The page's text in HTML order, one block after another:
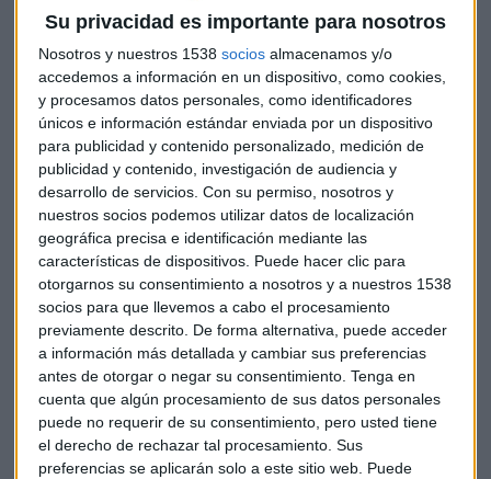
Su privacidad es importante para nosotros
Nosotros y nuestros 1538 socios almacenamos y/o
accedemos a información en un dispositivo, como cookies,
y procesamos datos personales, como identificadores
únicos e información estándar enviada por un dispositivo
para publicidad y contenido personalizado, medición de
publicidad y contenido, investigación de audiencia y
desarrollo de servicios. Con su permiso, nosotros y
nuestros socios podemos utilizar datos de localización
geográfica precisa e identificación mediante las
características de dispositivos. Puede hacer clic para
otorgarnos su consentimiento a nosotros y a nuestros 1538
socios para que llevemos a cabo el procesamiento
previamente descrito. De forma alternativa, puede acceder
a información más detallada y cambiar sus preferencias
antes de otorgar o negar su consentimiento. Tenga en
cuenta que algún procesamiento de sus datos personales
puede no requerir de su consentimiento, pero usted tiene
el derecho de rechazar tal procesamiento. Sus
preferencias se aplicarán solo a este sitio web. Puede
Por otra parte,y según fuentes conocedoras del asunto,
Harley Davidson ha contratado a Goldman Sachs para
que lleve a cabo el acuerdo. Volkswagen está trabajando
con la firma de inversión Evercore para la venta y le ayudará
a financiar su reforma estratégica.
"Ducati es una joya y su venta no está respaldada por los
representantes sindicales en la juntas supervisora de
Volkswagen", aseguró un trabajador de
Volkswagen. "Harley Davidson está a kilómetros de
distancia de Ducati a nivel tecnológico".
Harley Davidson Ducati Puja Motocicletas